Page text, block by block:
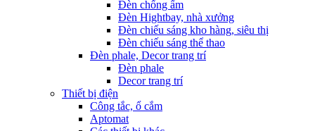
Đèn chống ẩm
Đèn Hightbay, nhà xưởng
Đèn chiếu sáng kho hàng, siêu thị
Đèn chiếu sáng thể thao
Đèn phale, Decor trang trí
Đèn phale
Decor trang trí
Thiết bị điện
Công tắc, ổ cắm
Aptomat